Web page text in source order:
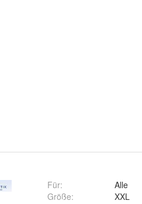
Für:
Alle
Größe: XXL